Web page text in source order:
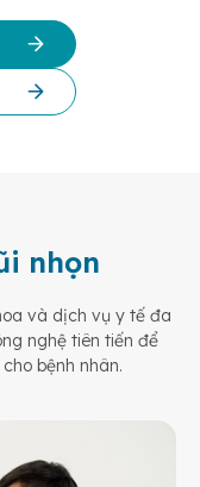
nhọn
và dịch vụ y tế đa
nghệ tiên tiến để
bệnh nhân.